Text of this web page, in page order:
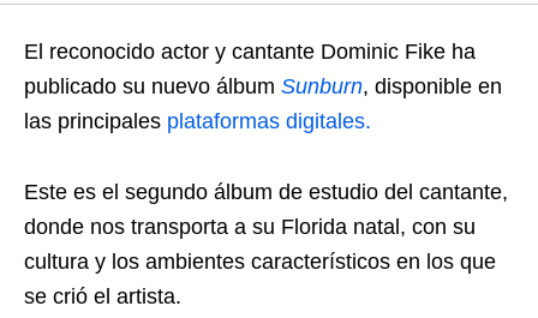
El reconocido actor y cantante Dominic Fike ha
publicado su nuevo álbum Sunburn, disponible en
las principales plataformas digitales.
Este es el segundo álbum de estudio del cantante,
donde nos transporta a su Florida natal, con su
cultura y los ambientes característicos en los que
se crió el artista.